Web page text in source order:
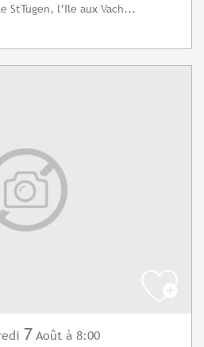
StTugen, l’Ile aux Vach...
7 Août à 8:00